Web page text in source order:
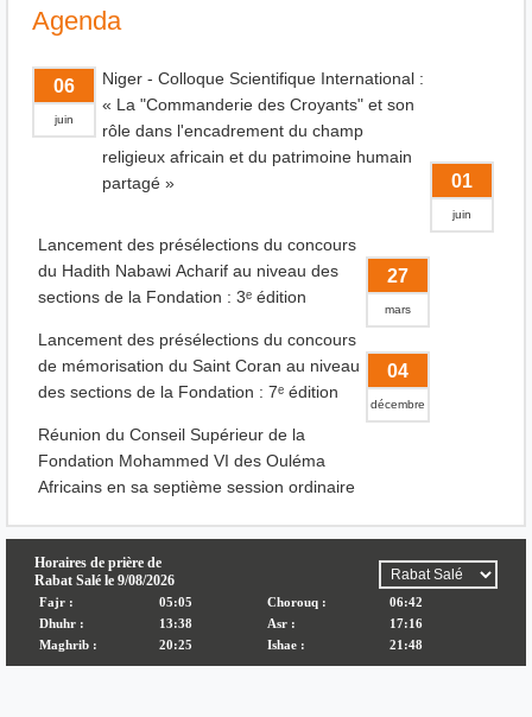
Agenda
06
juin
Niger - Colloque Scientifique International :
« La "Commanderie des Croyants" et son
rôle dans l'encadrement du champ
religieux africain et du patrimoine humain
partagé »
01
juin
Lancement des présélections du concours
du Hadith Nabawi Acharif au niveau des
sections de la Fondation : 3ᵉ édition
27
mars
Lancement des présélections du concours
de mémorisation du Saint Coran au niveau
des sections de la Fondation : 7ᵉ édition
04
décembre
Réunion du Conseil Supérieur de la
Fondation Mohammed VI des Ouléma
Africains en sa septième session ordinaire